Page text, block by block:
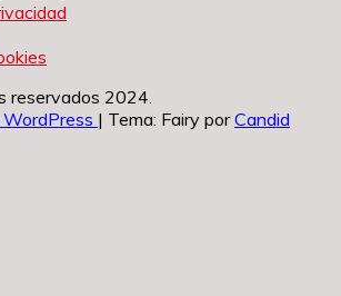
reservados 2024.
WordPress | Tema: Fairy porCandid